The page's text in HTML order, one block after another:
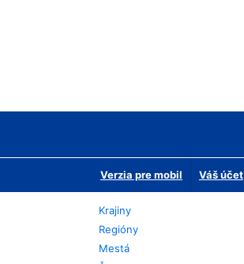
Verzia pre mobil Váš účet
Krajiny
Regióny
Mestá